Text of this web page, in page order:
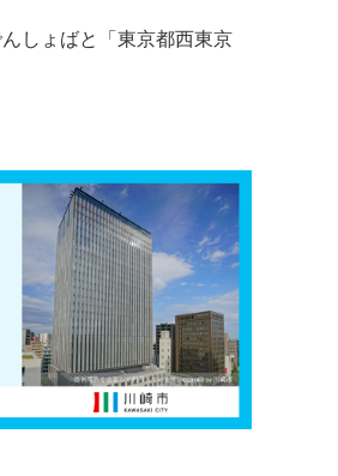
しょばと「東京都西東京